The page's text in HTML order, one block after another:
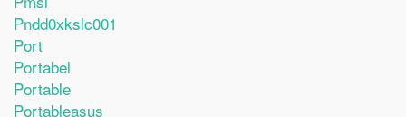
Pndd0xkslc001
Port
Portabel
Portable
Portableasus